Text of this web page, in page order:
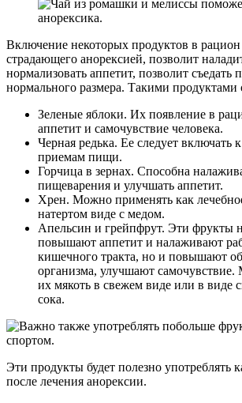
Включение некоторых продуктов в рацион
страдающего анорексией, позволит
нормализовать аппетит, позволит съедать
нормального размера. Такими продуктами
Зеленые яблоки. Их появление в
аппетит и самочувствие человека.
Черная редька. Ее следует включать
приемам пищи.
Горчица в зернах. Способна
пищеварения и улучшать аппетит.
Хрен. Можно применять как
натертом виде с медом.
Апельсин и грейпфрут. Эти фрукты
повышают аппетит и налаживают
кишечного тракта, но и повышают
организма, улучшают
их мякоть в свежем виде или в виде
сока.
Эти продукты будет полезно употреблять
после лечения анорексии.